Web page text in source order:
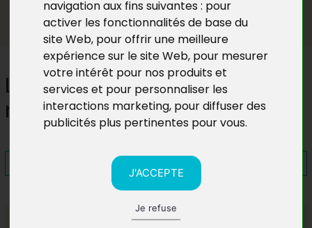
navigation aux fins suivantes : pour
activer les fonctionnalités de base du
site Web, pour offrir une meilleure
expérience sur le site Web, pour mesurer
votre intérêt pour nos produits et
services et pour personnaliser les
interactions marketing, pour diffuser des
publicités plus pertinentes pour vous.
J'ACCEPTE
Je refuse
Les Natures mortes et autres
nouvelles (Arno Fraisse)